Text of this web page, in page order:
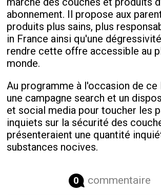
abonnement. Il propose aux
produits plus sains, plus
in France ainsi qu'une
rendre cette offre accessible au
monde.
Au programme à l'occasion de ce
une campagne search et un
et social media pour toucher les
inquiets sur la sécurité des
présenteraient une quantité
substances nocives.
0 commentaire